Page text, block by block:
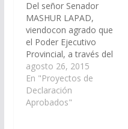
Del señor Senador
MASHUR LAPAD,
viendocon agrado que
el Poder Ejecutivo
Provincial, a través del
Ministerio de
Economía,
Infraestructura y
Servicios Públicos,
agosto 26, 2015
En "Proyectos de
Declaración
Aprobados"